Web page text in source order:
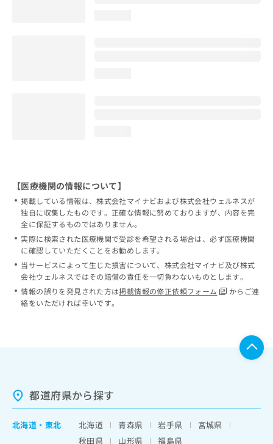
【医療機関の情報について】
掲載している情報は、株式会社マイナビおよび株式会社ウェルネスが
独自に収集したものです。正確な情報に努めておりますが、内容を完
全に保証するものではありません。
実際に検索された医療機関で受診を希望される場合は、必ず医療機関
に確認していただくことをお勧めします。
当サービスによって生じた損害について、株式会社マイナビ及び株式
会社ウェルネスではその賠償の責任を一切負わないものとします。
情報の誤りを発見された方は掲載情報の修正依頼フォーム
からご連
絡をいただければ幸いです。
都道府県から探す
北海道 ・ 東北 北海道 青森県 岩手県
宮城県
秋田県
山形県
福島県